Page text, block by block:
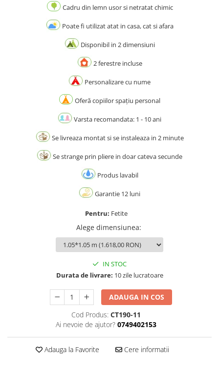
Cadru din lemn usor si netratat chimic
Poate fi utilizat atat in casa, cat si afara
Disponibil in 2 dimensiuni
2 ferestre incluse
Personalizare cu nume
Oferă copiilor spațiu personal
Varsta recomandata: 1 - 10 ani
Se livreaza montat si se instaleaza in 2 minute
Se strange prin pliere in doar cateva secunde
Produs lavabil
Garantie 12 luni
Pentru: Fetite
Alege dimensiunea:
IN STOC
Durata de livrare: 10 zile lucratoare
ADAUGA IN COS
Cod Produs: CT190-11
Ai nevoie de ajutor? 0749402153
Adauga la Favorite Cere informatii